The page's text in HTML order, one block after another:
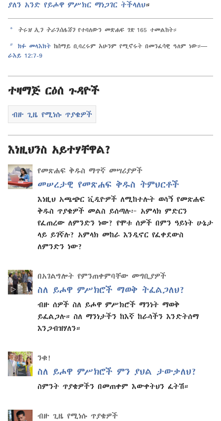
ያለን አንድ የይሖዋ ምሥክር ማነጋገር ትችላለህ።
a ትሩዝ ኢን ትራንስሌሽንየተባለውን መጽሐፍ ገጽ 165 ተመልከት።
b ክፉ መላእክት ከሰማይ ቢባረሩም አሁንም የሚኖሩት በመንፈሳዊ ዓለም ነው።—
ራእይ 12:7-9
ተዛማጅ ርዕሰ ጉዳዮች
ብዙ ጊዜ የሚነሱ ጥያቄዎች
እነዚህንስ አይተሃቸዋል?
የመጽሐፍ ቅዱስ ማጥኛ መሣሪያዎች
መሠረታዊ የመጽሐፍ ቅዱስ ትምህርቶች
እነዚህ አጫጭር ቪዲዮዎች ለሚከተሉት ወሳኝ የመጽሐፍ
ቅዱስ ጥያቄዎች መልስ ይሰጣሉ፦ አምላክ ምድርን
የፈጠረው ለምንድን ነው? የሞቱ ሰዎች በምን ዓይነት ሁኔታ
ላይ ይገኛሉ? አምላክ መከራ እንዲኖር የፈቀደውስ
ለምንድን ነው?
በአገልግሎት የምንጠቀምባቸው መግቢያዎች
ስለ ይሖዋ ምሥክሮች ማወቅ ትፈልጋለህ?
ብዙ ሰዎች ስለ ይሖዋ ምሥክሮች ማንነት ማወቅ
ይፈልጋሉ። ስለ ማንነታችን ከእኛ ከራሳችን እንድትሰማ
እንጋብዝሃለን።
ንቁ!
ስለ ይሖዋ ምሥክሮች ምን ያህል ታውቃለህ?
ስምንት ጥያቄዎችን በመጠቀም እውቀትህን ፈትሽ።
ብዙ ጊዜ የሚነሱ ጥያቄዎች